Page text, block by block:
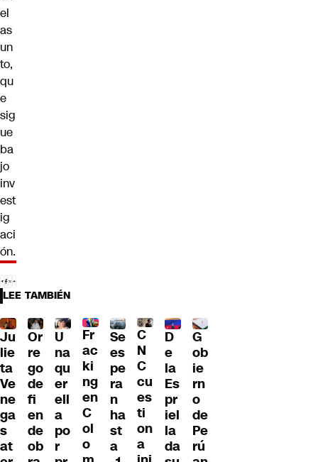
el
as
un
to,
qu
e
sig
ue
ba
jo
inv
est
ig
aci
ón.
LEE TAMBIÉN
Ju
lie
ta
Ve
ne
ga
s
at
Or
re
go
de
fi
en
de
ob
U
na
qu
er
ell
a
po
r
Fr
ac
ki
ng
en
C
ol
o
Se
es
pe
ra
n
ha
st
a
C
N
C
cu
es
ti
on
a
D
e
la
Es
pr
iel
la
da
G
ob
ie
rn
o
de
Pe
rú